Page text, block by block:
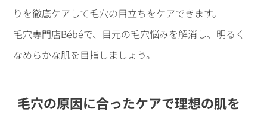
りを徹底ケアして毛穴の目立ちをケアできます。
毛穴専門店Bébéで、目元の毛穴悩みを解消し、明るく
なめらかな肌を目指しましょう。
毛穴の原因に合ったケアで理想の肌を